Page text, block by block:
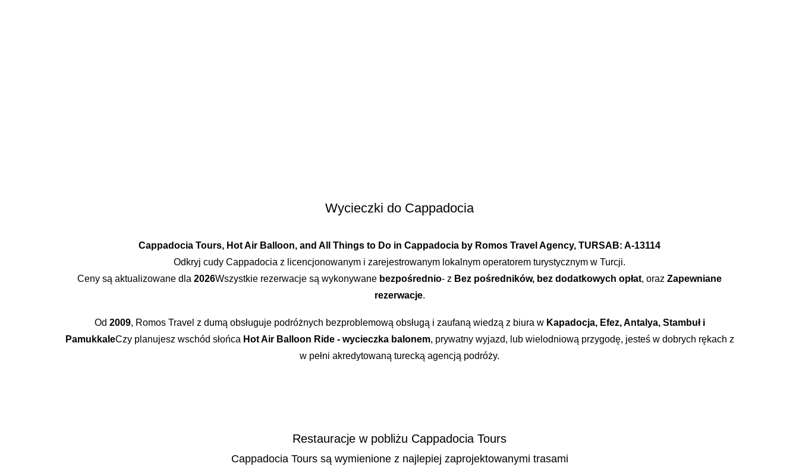
Wycieczki do Cappadocia
Cappadocia Tours, Hot Air Balloon, and All Things to Do in Cappadocia by Romos Travel Agency, TURSAB: A-13114
Odkryj cudy Cappadocia z licencjonowanym i zarejestrowanym lokalnym operatorem turystycznym w Turcji.
Ceny są aktualizowane dla 2026Wszystkie rezerwacje są wykonywane bezpośrednio- z Bez pośredników, bez dodatkowych opłat, oraz Zapewniane
rezerwacje.
Od 2009, Romos Travel z dumą obsługuje podróżnych bezproblemową obsługą i zaufaną wiedzą z biura w Kapadocja, Efez, Antalya, Stambuł i
PamukkaleCzy planujesz wschód słońca Hot Air Balloon Ride - wycieczka balonem, prywatny wyjazd, lub wielodniową przygodę, jesteś w dobrych rękach z
w pełni akredytowaną turecką agencją podróży.
Restauracje w pobliżu Cappadocia Tours
Cappadocia Tours są wymienione z najlepiej zaprojektowanymi trasami